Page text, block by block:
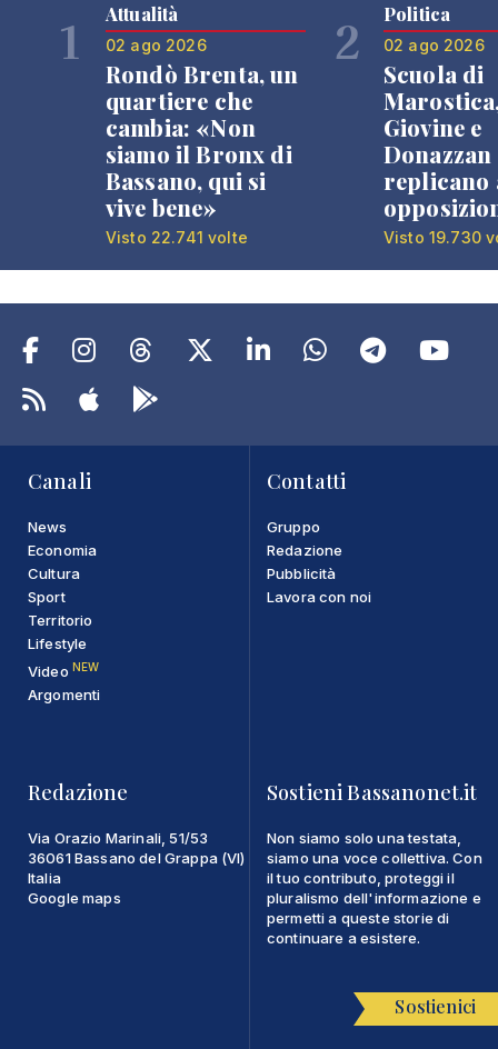
1 Attualità
02 ago 2026
Rondò Brenta, un
quartiere che
cambia: «Non
siamo il Bronx di
Bassano, qui si
vive bene»
Visto 22.741 volte
2 Politica
02 ago 2026
Scuola di
Giovine e
Donazzan
replicano
Visto 19.730
Canali
News
Economia
Cultura
Sport
Territorio
Lifestyle
Video NEW
Argomenti
Contatti
Gruppo
Redazione
Pubblicità
Lavora con noi
Redazione
Via Orazio Marinali, 51/53
36061 Bassano del Grappa (VI)
Italia
Google maps
Sostieni Bassanonet.it
Non siamo solo una testata,
siamo una voce collettiva. Con
il tuo contributo, proteggi il
pluralismo dell'informazione e
permetti a queste storie di
continuare a esistere.
Sostienici